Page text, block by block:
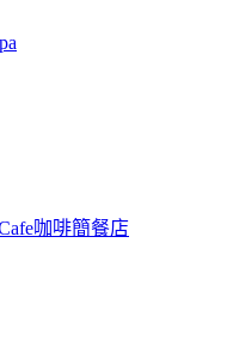
咖啡簡餐店